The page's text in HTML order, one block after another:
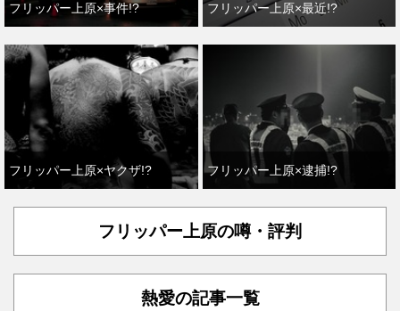
フリッパー上原×事件!? フリッパー上原×最近!?
フリッパー上原×ヤクザ!? フリッパー上原×逮捕!?
フリッパー上原の噂・評判
熱愛の記事一覧